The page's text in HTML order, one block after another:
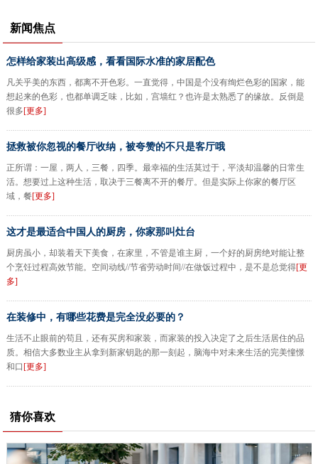
新闻焦点
怎样给家装出高级感，看看国际水准的家居配色
凡关乎美的东西，都离不开色彩。一直觉得，中国是个没有绚烂色彩的国家，能
想起来的色彩，也都单调乏味，比如，宫墙红？也许是太熟悉了的缘故。反倒是
很多[更多]
拯救被你忽视的餐厅收纳，被夸赞的不只是客厅哦
正所谓：一屋，两人，三餐，四季。最幸福的生活莫过于，平淡却温馨的日常生
活。想要过上这种生活，取决于三餐离不开的餐厅。但是实际上你家的餐厅区
域，餐[更多]
这才是最适合中国人的厨房，你家那叫灶台
厨房虽小，却装着天下美食，在家里，不管是谁主厨，一个好的厨房绝对能让整
个烹饪过程高效节能。空间动线//节省劳动时间//在做饭过程中，是不是总觉得[更
多]
在装修中，有哪些花费是完全没必要的？
生活不止眼前的苟且，还有买房和家装，而家装的投入决定了之后生活居住的品
质。相信大多数业主从拿到新家钥匙的那一刻起，脑海中对未来生活的完美憧憬
和口 [更多]
猜你喜欢